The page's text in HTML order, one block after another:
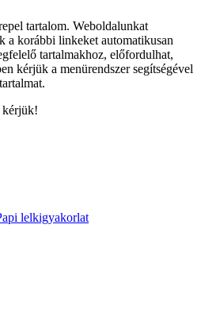
tartalom. Weboldalunkat
a korábbi linkeket automatikusan
tartalmakhoz, előfordulhat,
kérjük a menürendszer segítségével
kérjük!
lelkigyakorlat